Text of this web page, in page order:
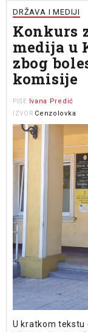
DRŽAVA I MEDIJI
Konkurs
medija u
zbog
komisije
PIŠE Ivana Predić
IZVOR Cenzolovka
U kratkom tekstu